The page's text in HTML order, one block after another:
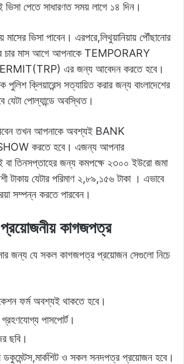
পেতে সাধারণত সময় লাগে ১৪ দিন।
ভিসা পাবেন। এরপরে,লিথুয়ানিয়ায় পৌঁছানোর
চার মাস আগে আপনাকে TEMPORARY
এর জন্য আবেদন করতে হবে।
ক্লিয়ারেন্স সত্যায়িত করার জন্য বাংলাদেশের
যেটা পোল্যান্ডে অবস্থিত।
তখন আপনাকে অবশ্যই BANK
করতে হবে। এজন্য আপনার
তিনসপ্তাহের জন্য কমপক্ষে ২৩০০ ইউরো জমা
টাকায় যেটার পরিমাণ ২,৮৯,১৫৬ টাকা । এভাবে
সম্পন্ন করতে পারবেন।
প্রয়োজনীয় কাগজপত্র
জন্য যে সকল কাগজপত্র প্রয়োজন সেগুলো নিচে
ফর্ম অবশ্যই থাকতে হবে।
পাসপোর্ট।
ছবি।
ও সকল সনদপত্র প্রয়োজন হবে।